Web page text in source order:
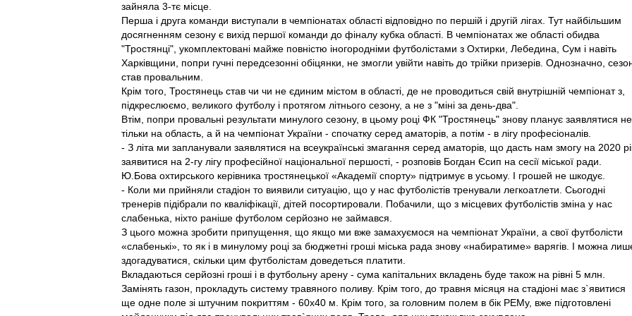
зайняла 3-тє місце.
Перша і друга команди виступали в чемпіонатах області відповідно по першій і другій лігах. Тут найбільшим
досягненням сезону є вихід першої команди до фіналу кубка області. В чемпіонатах же області обидва
"Тростянці", укомплектовані майже повністю іногородніми футболістами з Охтирки, Лебедина, Сум і навіть
Харківщини, попри гучні передсезонні обіцянки, не змогли увійти навіть до трійки призерів. Однозначно,
став провальним.
Крім того, Тростянець став чи чи не єдиним містом в області, де не проводиться свій внутрішній чемпіонат з,
підкреслюємо, великого футболу і протягом літнього сезону, а не з "міні за день-два".
Втім, попри провальні результати минулого сезону, в цьому році ФК "Тростянець" знову планує заявлятися не
тільки на область, а й на чемпіонат України - спочатку серед аматорів, а потім - в лігу професіоналів.
- З літа ми запланували заявлятися на всеукраїнські змагання серед аматорів, що дасть нам змогу на 2020
заявитися на 2-гу лігу професійної національної першості, - розповів Богдан Єсип на сесії міської ради.
Ю.Бова охтирського керівника тростянецької «Академії спорту» підтримує в усьому. І грошей не шкодує.
- Коли ми прийняли стадіон то виявили ситуацію, що у нас футболістів тренували легкоатлети. Сьогодні
тренерів підібрали по кваліфікації, дітей посортировали. Побачили, що з місцевих футболістів зміна у нас
слабенька, ніхто раніше футболом серйозно не займався.
З цього можна зробити припущення, що якщо ми вже замахуємося на чемпіонат України, а свої футболісти
«слабенькі», то як і в минулому році за бюджетні гроші міська рада знову «набиратиме» варягів. І можна
здогадуватися, скільки цим футболістам доведеться платити.
Вкладаються серйозні гроші і в футбольну арену - сума капітальних вкладень буде також на рівні 5 млн.
Замінять газон, прокладуть систему травяного поливу. Крім того, до травня місяця на стадіоні має з`явитися
ще одне поле зі штучним покриттям - 60х40 м. Крім того, за головним полем в бік РЕМу, вже підготовлені